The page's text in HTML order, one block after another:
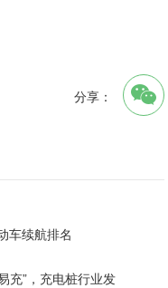
分享：
车续航排名
充”，充电桩行业发